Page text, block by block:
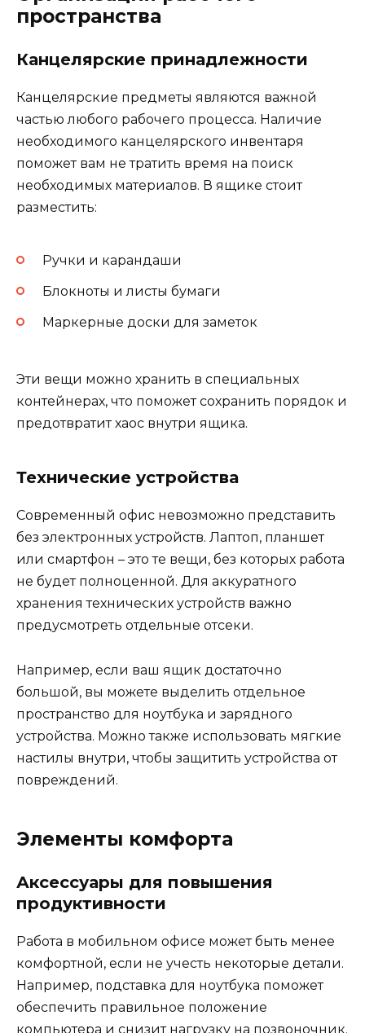
пространства
Канцелярские принадлежности
Канцелярские предметы являются важной
частью любого рабочего процесса. Наличие
необходимого канцелярского инвентаря
поможет вам не тратить время на поиск
необходимых материалов. В ящике стоит
разместить:
Ручки и карандаши
Блокноты и листы бумаги
Маркерные доски для заметок
Эти вещи можно хранить в специальных
контейнерах, что поможет сохранить порядок и
предотвратит хаос внутри ящика.
Технические устройства
Современный офис невозможно представить
без электронных устройств. Лаптоп, планшет
или смартфон – это те вещи, без которых работа
не будет полноценной. Для аккуратного
хранения технических устройств важно
предусмотреть отдельные отсеки.
Например, если ваш ящик достаточно
большой, вы можете выделить отдельное
пространство для ноутбука и зарядного
устройства. Можно также использовать мягкие
настилы внутри, чтобы защитить устройства от
повреждений.
Элементы комфорта
Аксессуары для повышения
продуктивности
Работа в мобильном офисе может быть менее
комфортной, если не учесть некоторые детали.
Например, подставка для ноутбука поможет
обеспечить правильное положение
компьютера и снизит нагрузку на позвоночник.